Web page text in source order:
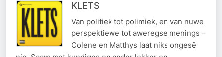
KLETS
Van politiek tot polimiek, en van nuwe
perspektiewe tot aweregse menings –
Colene en Matthys laat niks ongesê